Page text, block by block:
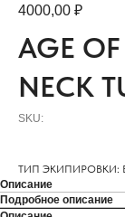
AGE
NECK
SKU:
4000,00 ₽
ТИП ЭКИПИРОВКИ:
Описание
Подробное описание